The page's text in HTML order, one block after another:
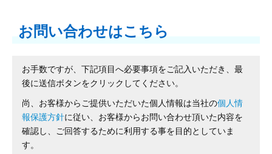
お問い合わせはこちら
お手数ですが、下記項目へ必要事項をご記入いただき、最
後に送信ボタンをクリックしてください。
尚、お客様からご提供いただいた個人情報は当社の個人情
報保護方針に従い、お客様からお問い合わせ頂いた内容を
確認し、ご回答するために利用する事を目的としていま
す。